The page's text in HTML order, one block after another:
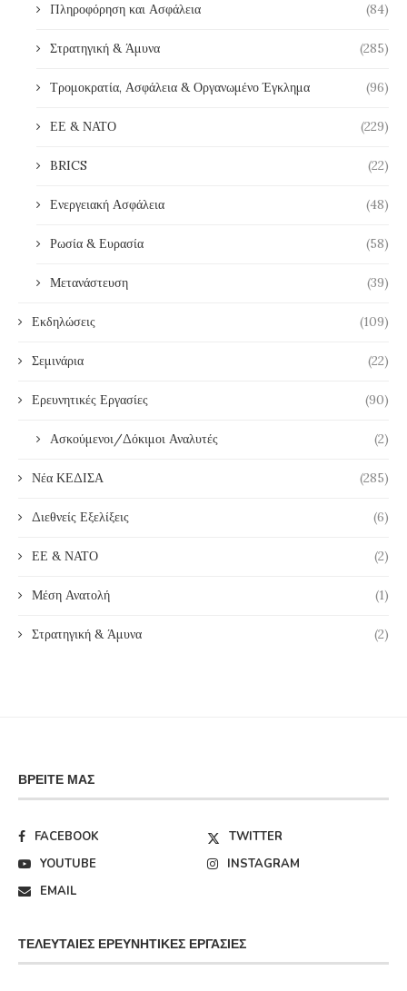
Πληροφόρηση και Ασφάλεια (84)
Στρατηγική & Άμυνα (285)
Τρομοκρατία, Ασφάλεια & Οργανωμένο Έγκλημα (96)
ΕΕ & ΝΑΤΟ (229)
BRICS (22)
Ενεργειακή Ασφάλεια (48)
Ρωσία & Ευρασία (58)
Μετανάστευση (39)
Εκδηλώσεις (109)
Σεμινάρια (22)
Ερευνητικές Εργασίες (90)
Ασκούμενοι/Δόκιμοι Αναλυτές (2)
Νέα ΚΕΔΙΣΑ (285)
Διεθνείς Εξελίξεις (6)
ΕΕ & ΝΑΤΟ (2)
Μέση Ανατολή (1)
Στρατηγική & Άμυνα (2)
ΒΡΕΊΤΕ ΜΑΣ
FACEBOOK
TWITTER
YOUTUBE
INSTAGRAM
EMAIL
ΤΕΛΕΥΤΑΊΕΣ ΕΡΕΥΝΗΤΙΚΈΣ ΕΡΓΑΣΊΕΣ